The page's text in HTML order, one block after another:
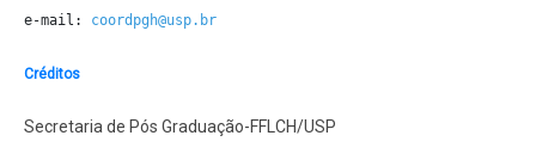
e-mail: coordpgh@usp.br
Créditos
Secretaria de Pós Graduação-FFLCH/USP